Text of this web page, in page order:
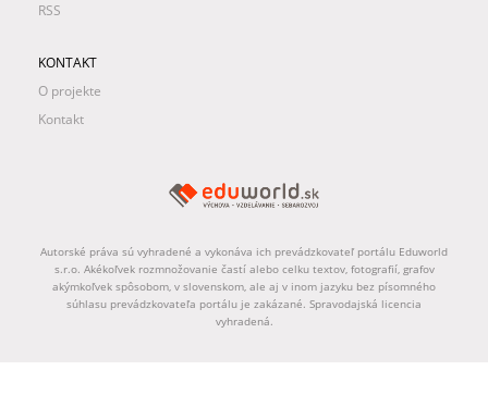
RSS
KONTAKT
O projekte
Kontakt
Autorské práva sú vyhradené a vykonáva ich prevádzkovateľ portálu Eduworld
s.r.o. Akékoľvek rozmnožovanie častí alebo celku textov, fotografií, grafov
akýmkoľvek spôsobom, v slovenskom, ale aj v inom jazyku bez písomného
súhlasu prevádzkovateľa portálu je zakázané. Spravodajská licencia
vyhradená.